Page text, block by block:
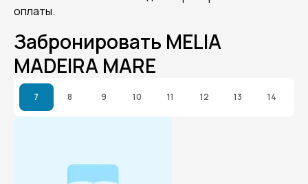
оплаты.
Забронировать MELIA
MADEIRA MARE
7 8 9 10 11 12 13 14